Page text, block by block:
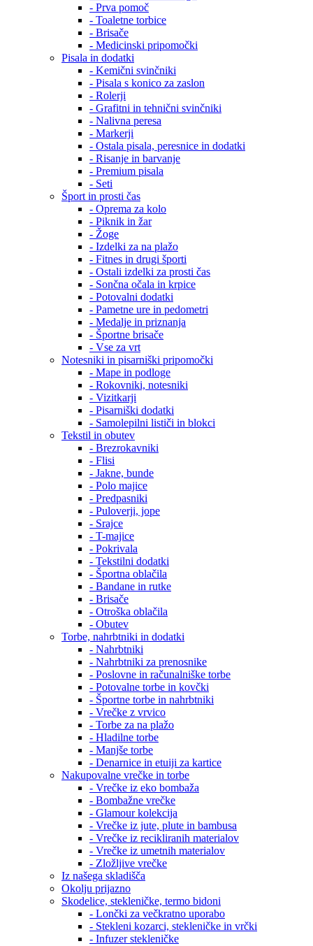
- Prva pomoč
- Toaletne torbice
- Brisače
- Medicinski pripomočki
Pisala in dodatki
- Kemični svinčniki
- Pisala s konico za zaslon
- Rolerji
- Grafitni in tehnični svinčniki
- Nalivna peresa
- Markerji
- Ostala pisala, peresnice in dodatki
- Risanje in barvanje
- Premium pisala
- Seti
Šport in prosti čas
- Oprema za kolo
- Piknik in žar
- Žoge
- Izdelki za na plažo
- Fitnes in drugi športi
- Ostali izdelki za prosti čas
- Sončna očala in krpice
- Potovalni dodatki
- Pametne ure in pedometri
- Medalje in priznanja
- Športne brisače
- Vse za vrt
Notesniki in pisarniški pripomočki
- Mape in podloge
- Rokovniki, notesniki
- Vizitkarji
- Pisarniški dodatki
- Samolepilni lističi in blokci
Tekstil in obutev
- Brezrokavniki
- Flisi
- Jakne, bunde
- Polo majice
- Predpasniki
- Puloverji, jope
- Srajce
- T-majice
- Pokrivala
- Tekstilni dodatki
- Športna oblačila
- Bandane in rutke
- Brisače
- Otroška oblačila
- Obutev
Torbe, nahrbtniki in dodatki
- Nahrbtniki
- Nahrbtniki za prenosnike
- Poslovne in računalniške torbe
- Potovalne torbe in kovčki
- Športne torbe in nahrbtniki
- Vrečke z vrvico
- Torbe za na plažo
- Hladilne torbe
- Manjše torbe
- Denarnice in etuiji za kartice
Nakupovalne vrečke in torbe
- Vrečke iz eko bombaža
- Bombažne vrečke
- Glamour kolekcija
- Vrečke iz jute, plute in bambusa
- Vrečke iz recikliranih materialov
- Vrečke iz umetnih materialov
- Zložljive vrečke
Iz našega skladišča
Okolju prijazno
Skodelice, stekleničke, termo bidoni
- Lončki za večkratno uporabo
- Stekleni kozarci, stekleničke in vrčki
- Infuzer stekleničke